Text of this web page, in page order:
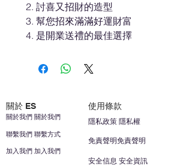
討喜又招財的造型
幫您招來滿滿好運財富
是開業送禮的最佳選擇
關於 ES 使用條款
聯繫我們 聯繫方式
加入我們 加入我們
關於我們 關於我們
安全信息 安全資訊
免責聲明免責聲明
隱私政策 隱私權